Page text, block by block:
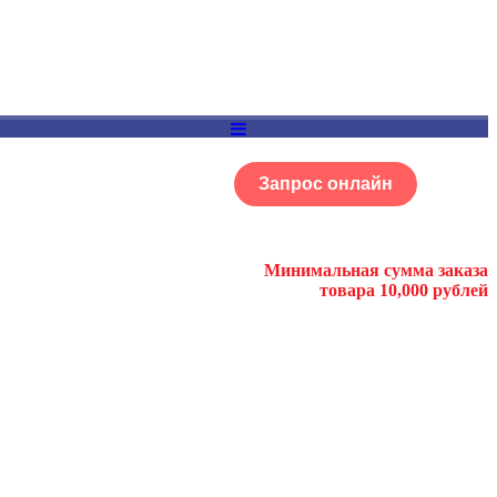
Запрос онлайн
Минимальная сумма заказа
товара 10,000 рублей